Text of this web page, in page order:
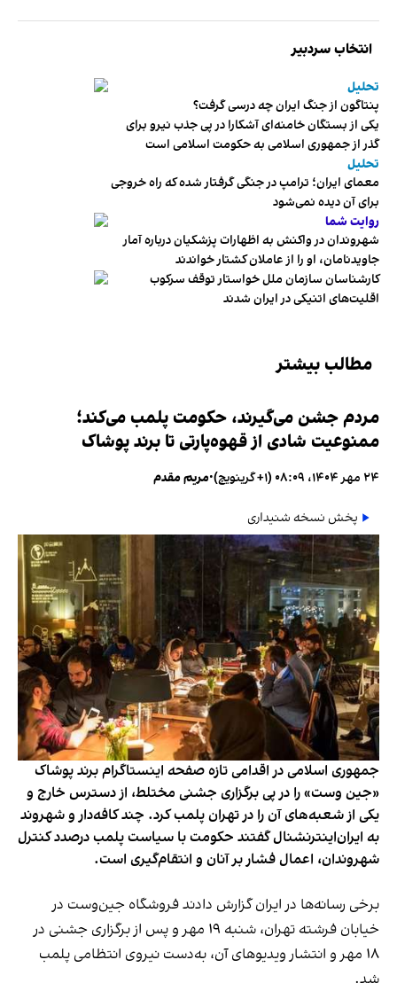
انتخاب سردبیر
تحلیل
پنتاگون از جنگ ایران چه درسی گرفت؟
یکی از بستگان خامنه‌ای آشکارا در پی جذب نیرو برای
گذر از جمهوری اسلامی به حکومت اسلامی است
تحلیل
معمای ایران؛ ترامپ در جنگی گرفتار شده که راه خروجی
برای آن دیده نمی‌شود
روایت شما
شهروندان در واکنش به اظهارات پزشکیان درباره آمار
جاویدنامان، او را از عاملان کشتار خواندند
کارشناسان سازمان ملل خواستار توقف سرکوب
اقلیت‌های اتنیکی در ایران شدند
مطالب بیشتر
مردم جشن می‌گیرند، حکومت پلمب می‌کند؛
ممنوعیت شادی از قهوه‌پارتی تا برند پوشاک
۲۴ مهر ۱۴۰۴، ۰۸:۰۹ (‎+۱ گرینویچ) •مریم مقدم
پخش نسخه شنیداری
جمهوری اسلامی در اقدامی تازه صفحه اینستاگرام برند پوشاک
«جین وست» را در پی برگزاری جشنی مختلط، از دسترس خارج و
یکی از شعبه‌های آن را در تهران پلمب کرد. چند کافه‌‌دار و شهروند
به ایران‌اینترنشنال گفتند حکومت با سیاست پلمب درصدد کنترل
شهروندان، اعمال فشار بر آنان و انتقام‌گیری است.
برخی رسانه‌ها در ایران گزارش دادند فروشگاه جین‌وست در
خیابان فرشته تهران، شنبه ۱۹ مهر و پس از برگزاری جشنی در
۱۸ مهر و انتشار ویدیوهای آن، به‌دست نیروی انتظامی پلمب
شد.